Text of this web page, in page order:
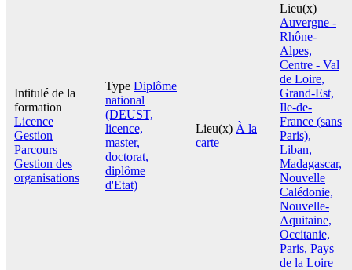
Intitulé de la
formation
Licence
Gestion
Parcours
Gestion des
organisations
Type Diplôme
national
(DEUST,
licence,
master,
doctorat,
diplôme
d'Etat)
Lieu(x) À la
carte
Lieu(x)
Auvergne -
Rhône-
Alpes,
Centre - Val
de Loire,
Grand-Est,
Ile-de-
France (sans
Paris),
Liban,
Madagascar,
Nouvelle
Calédonie,
Nouvelle-
Aquitaine,
Occitanie,
Paris, Pays
de la Loire